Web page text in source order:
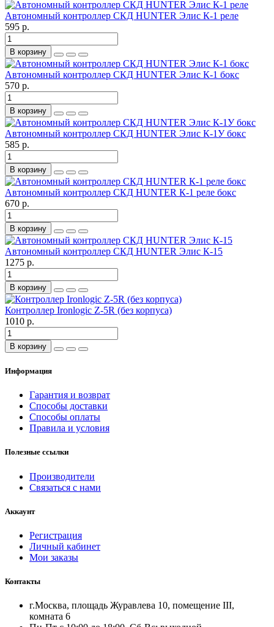
Автономный контроллер СКД HUNTER Элис К-1 реле
595 р.
В корзину
Автономный контроллер СКД HUNTER Элис К-1 бокс
570 р.
В корзину
Автономный контроллер СКД HUNTER Элис К-1У бокс
585 р.
В корзину
Автономный контроллер СКД HUNTER К-1 реле бокс
670 р.
В корзину
Автономный контроллер СКД HUNTER Элис К-15
1275 р.
В корзину
Контроллер Ironlogic Z-5R (без корпуса)
1010 р.
В корзину
Информация
Гарантия и возврат
Способы доставки
Способы оплаты
Правила и условия
Полезные ссылки
Производители
Связаться с нами
Аккаунт
Регистрация
Личный кабинет
Мои заказы
Контакты
г.Москва, площадь Журавлева 10, помещение III,
комната 6